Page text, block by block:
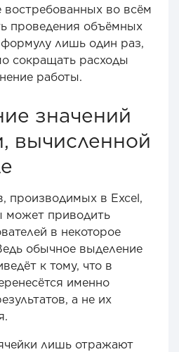
востребованных во всём
проведения объёмных
формулу лишь один раз,
сокращать расходы
работы.
значений
вычисленной
производимых в Excel,
может приводить
в некоторое
обычное выделение
к тому, что в
именно
а не их
лишь отражают